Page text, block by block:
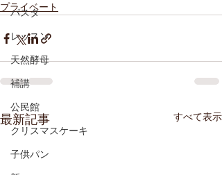
パスタ
レッスン
天然酵母
補講
公民館
クリスマスケーキ
子供パン
プライベート
最新記事 すべて表示